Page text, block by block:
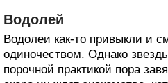
Водолей
Водолеи как-то привыкли и
одиночеством. Однако
порочной практикой пора